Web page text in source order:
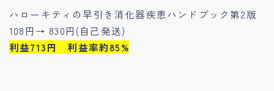
ハローキティの早引き消化器疾患ハンドブック第2版
108円→ 830円(自己発送)
利益713円 利益率約85%